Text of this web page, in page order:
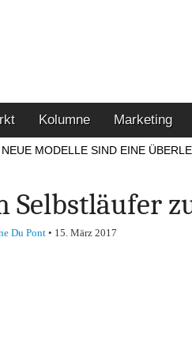
Kolumne Marketing
NEUE MODELLE SIND EINE
Selbstläufer
Du Pont• 15. März 2017